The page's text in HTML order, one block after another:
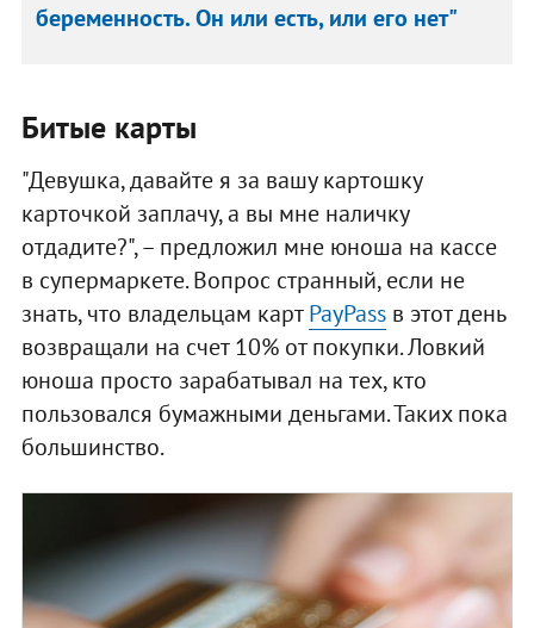
беременность. Он или есть, или его нет"
Битые карты
"Девушка, давайте я за вашу картошку
карточкой заплачу, а вы мне наличку
отдадите?", – предложил мне юноша на кассе
в супермаркете. Вопрос странный, если не
знать, что владельцам картPayPassв этот день
возвращали на счет 10% от покупки. Ловкий
юноша просто зарабатывал на тех, кто
пользовался бумажными деньгами. Таких пока
большинство.